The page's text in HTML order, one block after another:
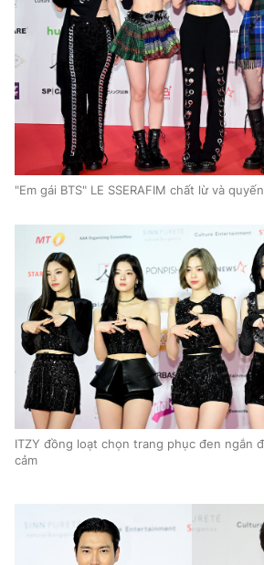
"Em gái BTS" LE SSERAFIM chất lừ và
ITZY đồng loạt chọn trang phục đen ngắn
cảm